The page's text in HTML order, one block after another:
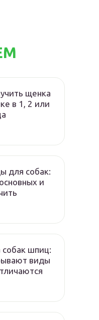
щенка
в 1, 2 или
для собак:
и
шпиц:
виды